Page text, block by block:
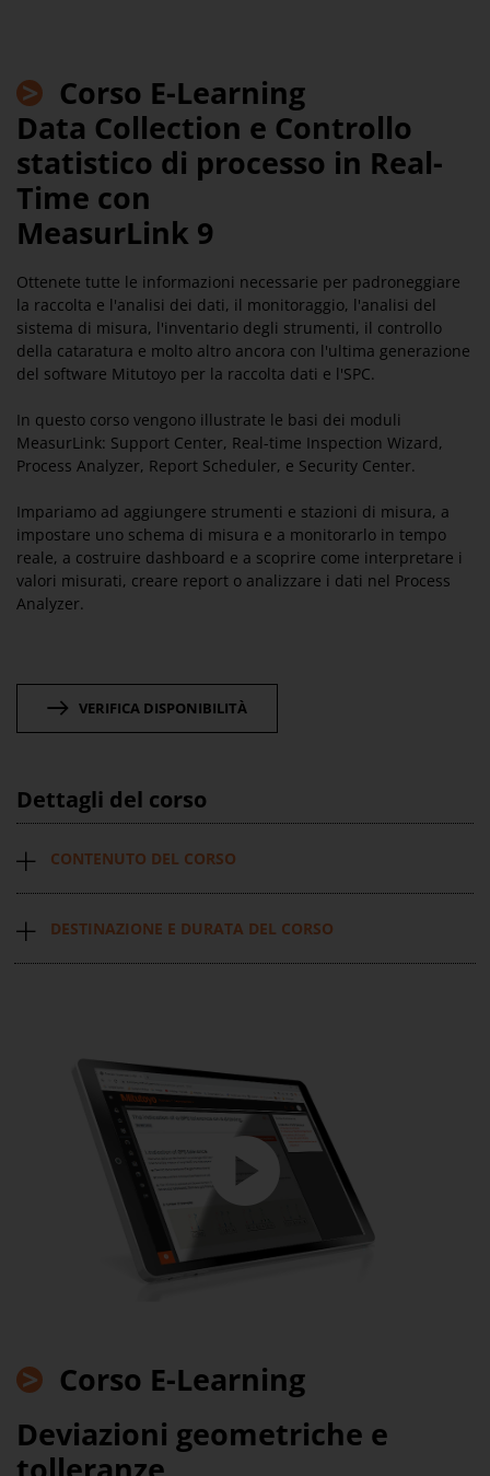
> Corso E-Learning
Data Collection e Controllo
statistico di processo in Real-
Time con
MeasurLink 9
Ottenete tutte le informazioni necessarie per padroneggiare
la raccolta e l'analisi dei dati, il monitoraggio, l'analisi del
sistema di misura, l'inventario degli strumenti, il controllo
della cataratura e molto altro ancora con l'ultima generazione
del software Mitutoyo per la raccolta dati e l'SPC.
In questo corso vengono illustrate le basi dei moduli
MeasurLink: Support Center, Real-time Inspection Wizard,
Process Analyzer, Report Scheduler, e Security Center.
Impariamo ad aggiungere strumenti e stazioni di misura, a
impostare uno schema di misura e a monitorarlo in tempo
reale, a costruire dashboard e a scoprire come interpretare i
valori misurati, creare report o analizzare i dati nel Process
Analyzer.
VERIFICA DISPONIBILITÀ
Dettagli del corso
CONTENUTO DEL CORSO
DESTINAZIONE E DURATA DEL CORSO
> Corso E-Learning
Deviazioni geometriche e